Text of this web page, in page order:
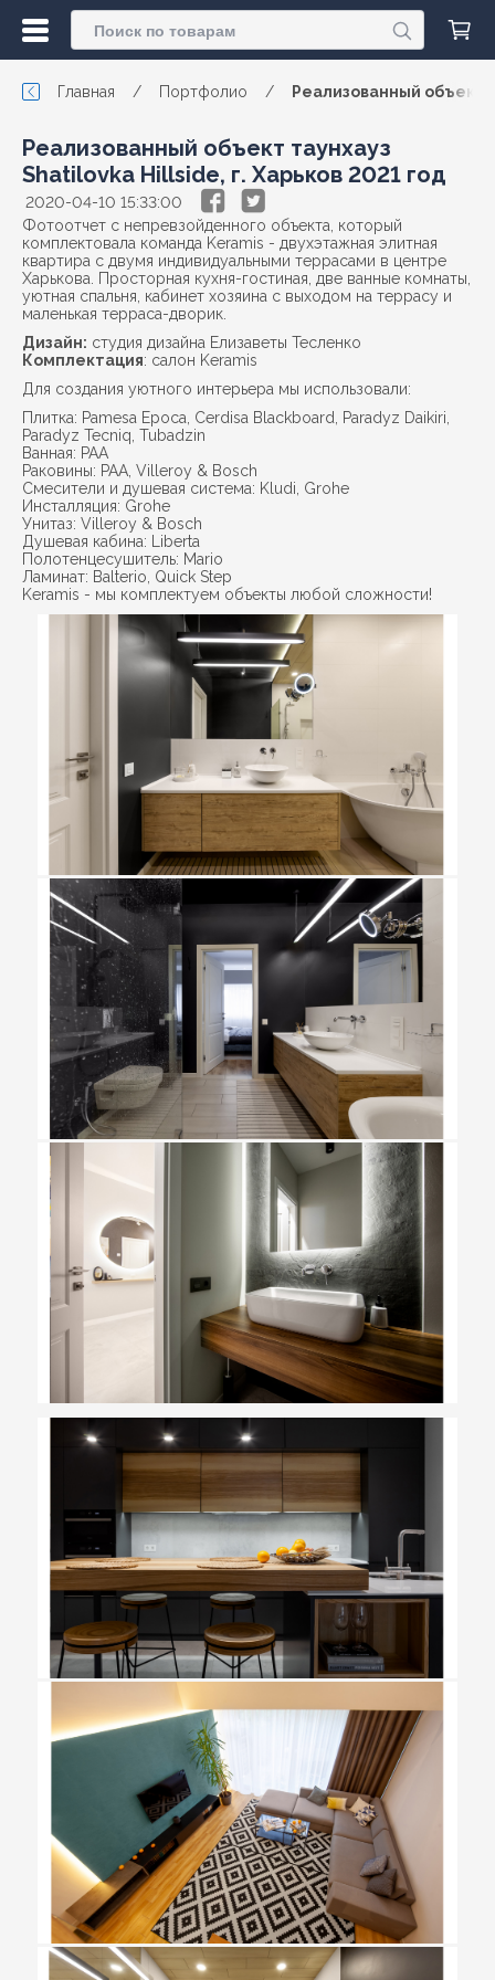
Главная / Портфолио / Реализованный объект
Реализованный объект таунхауз
Shatilovka Hillside, г. Харьков 2021 год
2020-04-10 15:33:00
Фотоотчет с непревзойденного объекта, который
комплектовала команда Keramis - двухэтажная элитная
квартира с двумя индивидуальными террасами в центре
Харькова. Просторная кухня-гостиная, две ванные комнаты,
уютная спальня, кабинет хозяина с выходом на террасу и
маленькая терраса-дворик.
Дизайн: студия дизайна Елизаветы Тесленко
Комплектация: салон Keramis
Для создания уютного интерьера мы использовали:
Плитка: Pamesa Epoca, Cerdisa Blackboard, Paradyz Daikiri,
Paradyz Tecniq, Tubadzin
Ванная: PAA
Раковины: PAA, Villeroy & Bosch
Смесители и душевая система: Kludi, Grohe
Инсталляция: Grohe
Унитаз: Villeroy & Bosch
Душевая кабина: Liberta
Полотенцесушитель: Mario
Ламинат: Balterio, Quick Step
Keramis - мы комплектуем объекты любой сложности!